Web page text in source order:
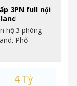
3PN full nội
hộ 3 phòng
Phổ
4 Tỷ